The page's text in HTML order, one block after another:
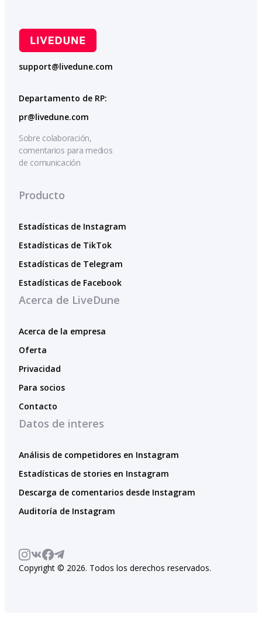
support@livedune.com
Departamento de RP:
pr@livedune.com
Sobre colaboración,
comentarios para medios
de comunicación
Producto
Estadísticas de Instagram
Estadísticas de TikTok
Estadísticas de Telegram
Estadísticas de Facebook
Acerca de LiveDune
Acerca de la empresa
Oferta
Privacidad
Para socios
Contacto
Datos de interes
Análisis de competidores en Instagram
Estadísticas de stories en Instagram
Descarga de comentarios desde Instagram
Auditoría de Instagram
Copyright © 2026. Todos los derechos reservados.